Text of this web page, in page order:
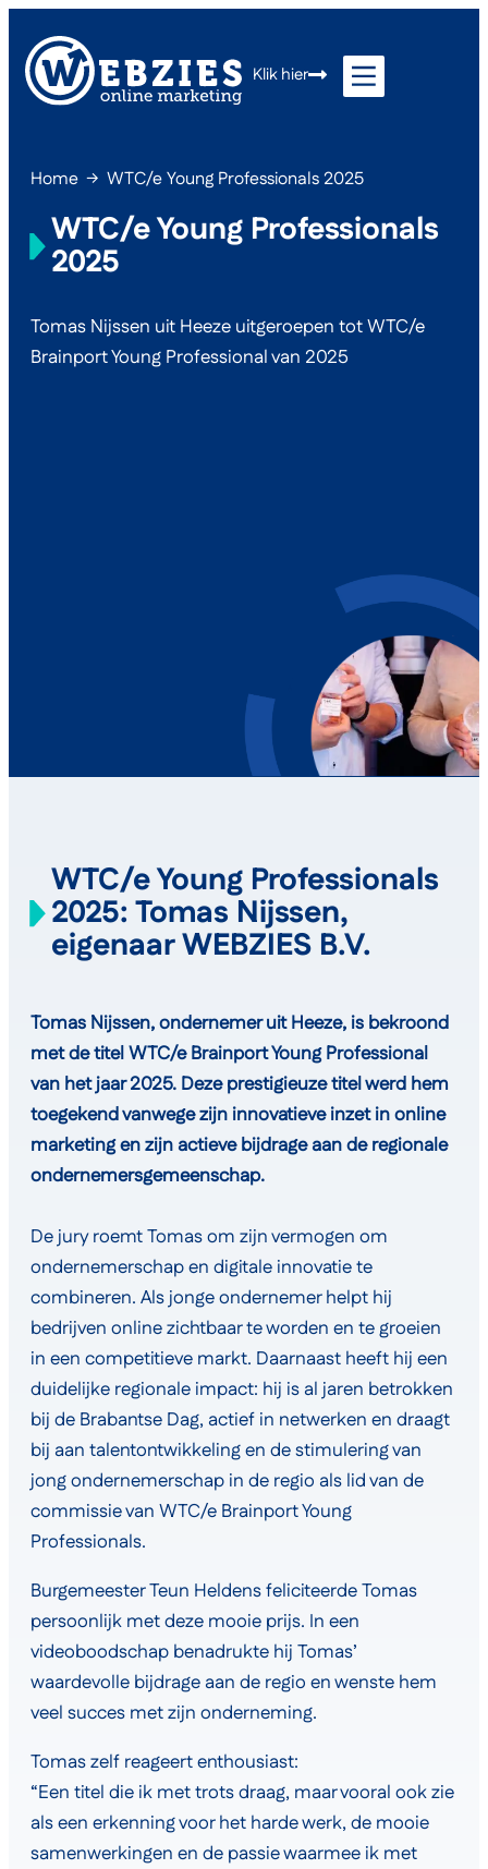
Klik hier
Home → WTC/e Young Professionals 2025
WTC/e Young Professionals
2025
Tomas Nijssen uit Heeze uitgeroepen tot WTC/e
Brainport Young Professional van 2025
WTC/e Young Professionals
2025: Tomas Nijssen,
eigenaar WEBZIES B.V.
Tomas Nijssen, ondernemer uit Heeze, is bekroond
met de titel WTC/e Brainport Young Professional
van het jaar 2025. Deze prestigieuze titel werd hem
toegekend vanwege zijn innovatieve inzet in online
marketing en zijn actieve bijdrage aan de regionale
ondernemersgemeenschap.
De jury roemt Tomas om zijn vermogen om
ondernemerschap en digitale innovatie te
combineren. Als jonge ondernemer helpt hij
bedrijven online zichtbaar te worden en te groeien
in een competitieve markt. Daarnaast heeft hij een
duidelijke regionale impact: hij is al jaren betrokken
bij de Brabantse Dag, actief in netwerken en draagt
bij aan talentontwikkeling en de stimulering van
jong ondernemerschap in de regio als lid van de
commissie van WTC/e Brainport Young
Professionals.
Burgemeester Teun Heldens feliciteerde Tomas
persoonlijk met deze mooie prijs. In een
videoboodschap benadrukte hij Tomas’
waardevolle bijdrage aan de regio en wenste hem
veel succes met zijn onderneming.
Tomas zelf reageert enthousiast:
“Een titel die ik met trots draag, maar vooral ook zie
als een erkenning voor het harde werk, de mooie
samenwerkingen en de passie waarmee ik met